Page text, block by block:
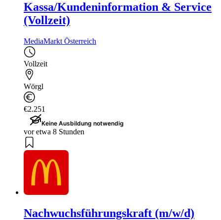
Kassa/Kundeninformation & Service
(Vollzeit)
MediaMarkt Österreich
Vollzeit
Wörgl
€2.251
Keine Ausbildung notwendig
vor etwa 8 Stunden
Nachwuchsführungskraft (m/w/d)